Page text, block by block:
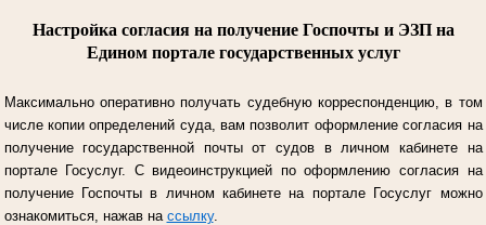
Настройка согласия на получение Госпочты и ЭЗП на
Едином портале государственных услуг
Максимально оперативно получать судебную корреспонденцию, в том
числе копии определений суда, вам позволит оформление согласия на
получение государственной почты от судов в личном кабинете на
портале Госуслуг. С видеоинструкцией по оформлению согласия на
получение Госпочты в личном кабинете на портале Госуслуг можно
ознакомиться, нажав на ссылку.